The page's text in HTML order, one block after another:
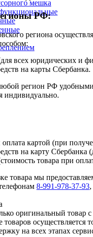
мешка
РФ:
региона
всех юридических и
на карты Сбербанка.
регион РФ
индивидуально.
картой (при
на карту Сбербанка
товара при
товара мы
8-991-978-37-93,
оригинальный товар
на всех этапах